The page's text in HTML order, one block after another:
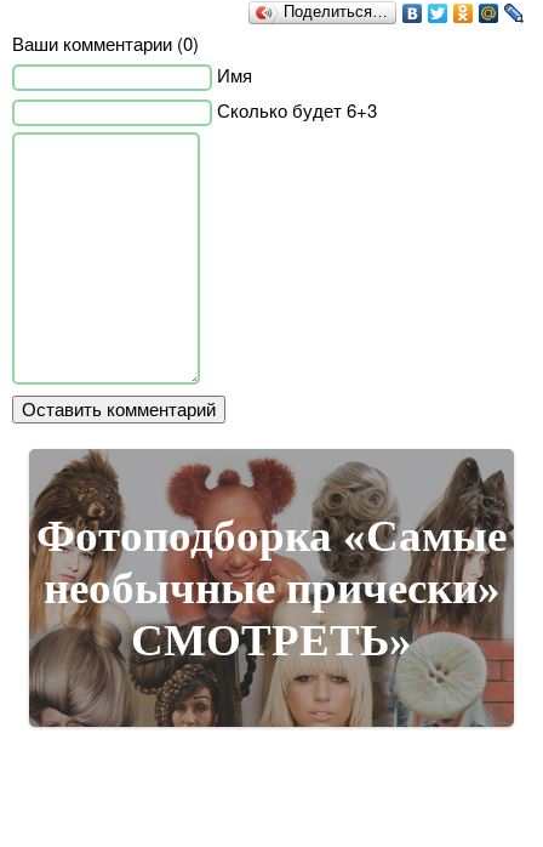
Поделиться…
Ваши комментарии (0)
Имя
Сколько будет 6+3
Фотоподборка «Самые
необычные прически»
СМОТРЕТЬ»